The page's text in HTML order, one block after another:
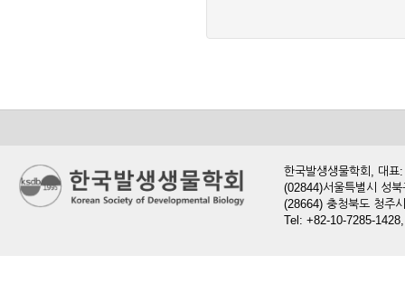
한국발생생물학회, 대
(02844)서울특별시 성
(28664) 충청북도 청주
Tel: +82-10-7285-